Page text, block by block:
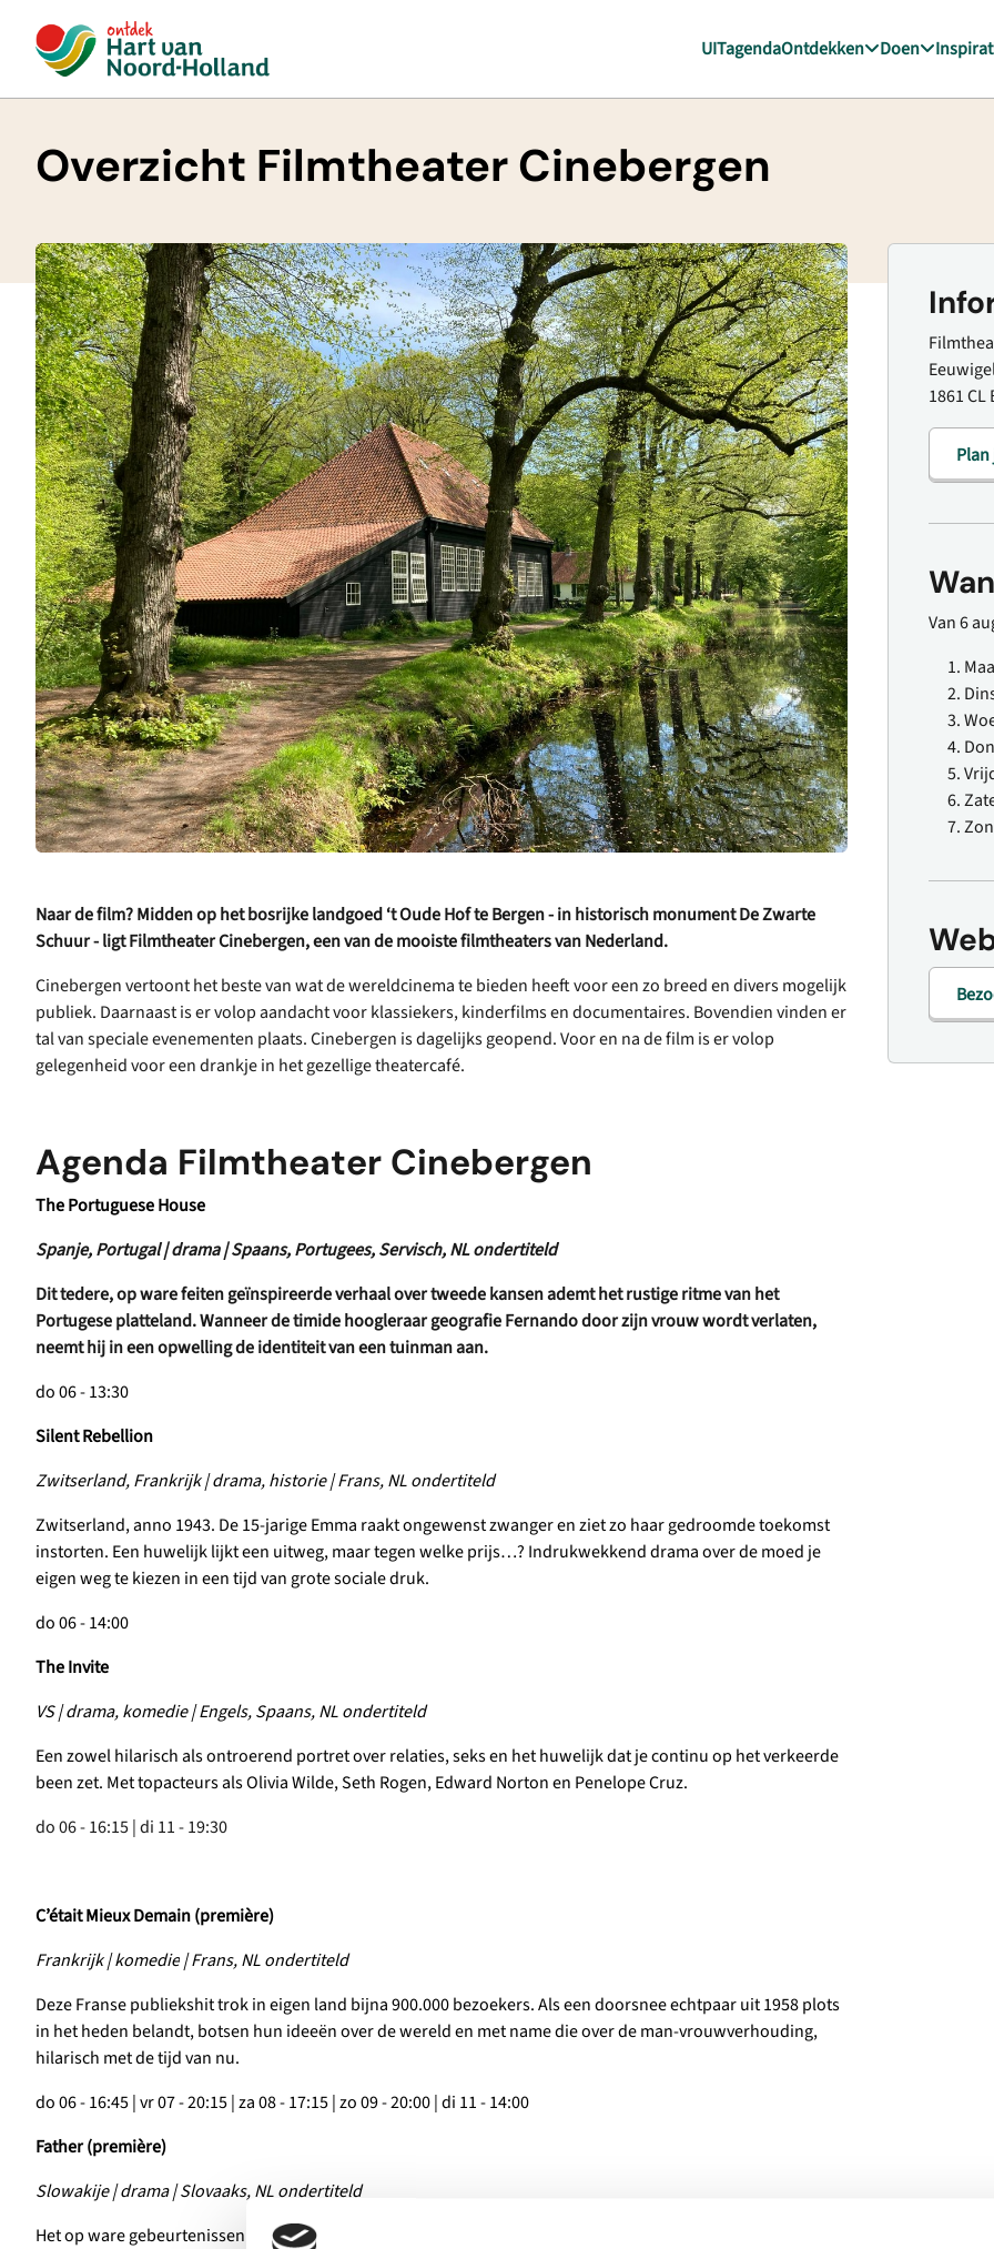
UITagendaOntdekken Doen
Overzicht Filmtheater Cinebergen
Naar de film? Midden op het bosrijke landgoed ‘t Oude Hof te Bergen - in historisch monument De Zwarte
Schuur - ligt Filmtheater Cinebergen, een van de mooiste filmtheaters van Nederland.
Cinebergen vertoont het beste van wat de wereldcinema te bieden heeft voor een zo breed en divers mogelijk
publiek. Daarnaast is er volop aandacht voor klassiekers, kinderfilms en documentaires. Bovendien vinden er
tal van speciale evenementen plaats. Cinebergen is dagelijks geopend. Voor en na de film is er volop
gelegenheid voor een drankje in het gezellige theatercafé.
Agenda Filmtheater Cinebergen
The Portuguese House
Spanje, Portugal | drama | Spaans, Portugees, Servisch, NL ondertiteld
Dit tedere, op ware feiten geïnspireerde verhaal over tweede kansen ademt het rustige ritme van het
Portugese platteland. Wanneer de timide hoogleraar geografie Fernando door zijn vrouw wordt verlaten,
neemt hij in een opwelling de identiteit van een tuinman aan.
do 06 - 13:30
Silent Rebellion
Zwitserland, Frankrijk | drama, historie | Frans, NL ondertiteld
Zwitserland, anno 1943. De 15-jarige Emma raakt ongewenst zwanger en ziet zo haar gedroomde toekomst
instorten. Een huwelijk lijkt een uitweg, maar tegen welke prijs…? Indrukwekkend drama over de moed je
eigen weg te kiezen in een tijd van grote sociale druk.
do 06 - 14:00
The Invite
VS | drama, komedie | Engels, Spaans, NL ondertiteld
Een zowel hilarisch als ontroerend portret over relaties, seks en het huwelijk dat je continu op het verkeerde
been zet. Met topacteurs als Olivia Wilde, Seth Rogen, Edward Norton en Penelope Cruz.
do 06 - 16:15 | di 11 - 19:30
C’était Mieux Demain(première)
Frankrijk | komedie| Frans, NL ondertiteld
Deze Franse publiekshit trok in eigen land bijna 900.000 bezoekers. Als een doorsnee echtpaar uit 1958 plots
in het heden belandt, botsen hun ideeën over de wereld en met name die over de man-vrouwverhouding,
hilarisch met de tijd van nu.
do 06 - 16:45 | vr 07 - 20:15| za 08 - 17:15 | zo 09 - 20:00 | di 11 - 14:00
Father (première)
Slowakije | drama | Slovaaks, NL ondertiteld
Het op ware gebeurtenissen geïnspireerde, verpletterende verhaal van de veelgeprezen Slowaakse regisseur
1861 CL
Van 6